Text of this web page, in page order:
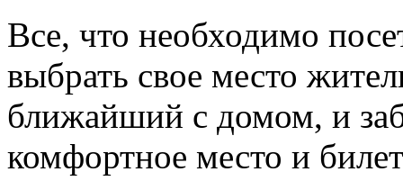
Все, что необходимо
выбрать свое место
ближайший с домом, и
комфортное место и